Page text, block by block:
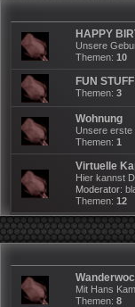
HAPPY
Unsere
Themen: 10
FUN STUFF
Themen: 3
Wohnung
Unsere erste
Themen: 1
Virtuelle
Hier kannst
Moderator:
Themen: 12
Mit Hans
Themen: 8